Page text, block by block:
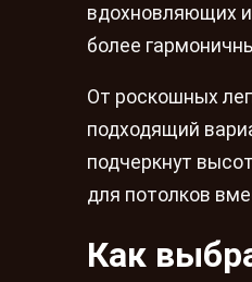
вдохновляющих
более
От роскошных
подходящий
подчеркнут
для потолков
Как